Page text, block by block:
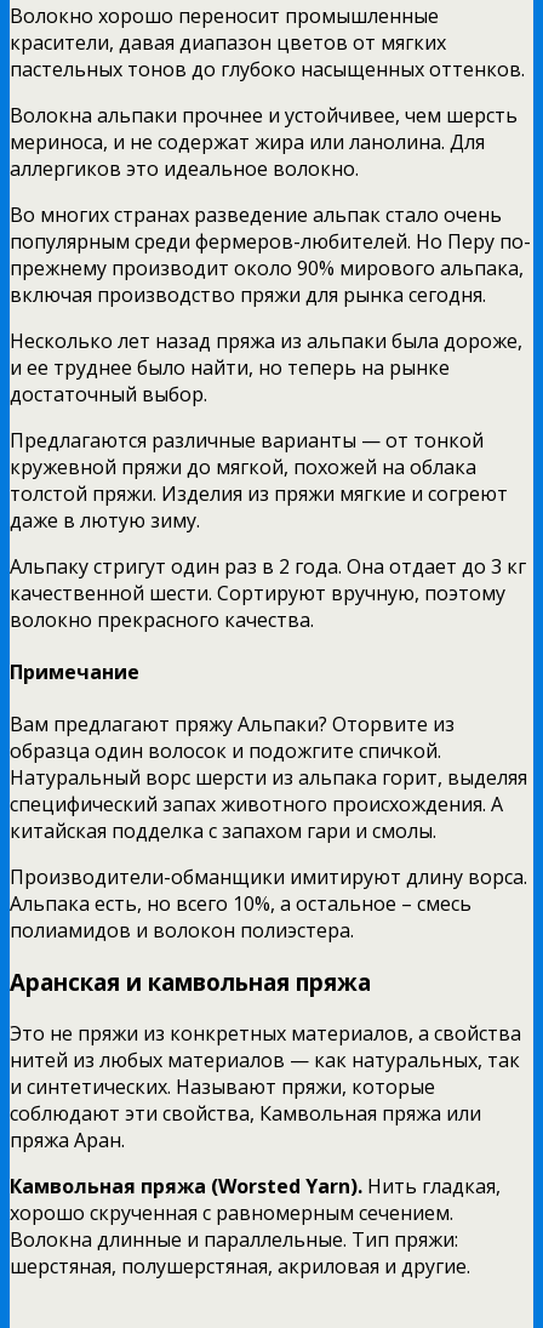
Волокно хорошо переносит промышленные
красители, давая диапазон цветов от мягких
пастельных тонов до глубоко насыщенных оттенков.
Волокна альпаки прочнее и устойчивее, чем шерсть
мериноса, и не содержат жира или ланолина. Для
аллергиков это идеальное волокно.
Во многих странах разведение альпак стало очень
популярным среди фермеров-любителей. Но Перу по-
прежнему производит около 90% мирового альпака,
включая производство пряжи для рынка сегодня.
Несколько лет назад пряжа из альпаки была дороже,
и ее труднее было найти, но теперь на рынке
достаточный выбор.
Предлагаются различные варианты — от тонкой
кружевной пряжи до мягкой, похожей на облака
толстой пряжи. Изделия из пряжи мягкие и согреют
даже в лютую зиму.
Альпаку стригут один раз в 2 года. Она отдает до 3 кг
качественной шести. Сортируют вручную, поэтому
волокно прекрасного качества.
Примечание
Вам предлагают пряжу Альпаки? Оторвите из
образца один волосок и подожгите спичкой.
Натуральный ворс шерсти из альпака горит, выделяя
специфический запах животного происхождения. А
китайская подделка с запахом гари и смолы.
Производители-обманщики имитируют длину ворса.
Альпака есть, но всего 10%, а остальное – смесь
полиамидов и волокон полиэстера.
Аранская и камвольная пряжа
Это не пряжи из конкретных материалов, а свойства
нитей из любых материалов — как натуральных, так
и синтетических. Называют пряжи, которые
соблюдают эти свойства, Камвольная пряжа или
пряжа Аран.
Камвольная пряжа (Worsted Yarn). Нить гладкая,
хорошо скрученная с равномерным сечением.
Волокна длинные и параллельные. Тип пряжи:
шерстяная, полушерстяная, акриловая и другие.